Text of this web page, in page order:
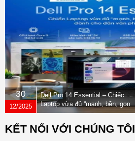
30
12/2025
Dell Pro 14 Essential – Chiếc
Laptop vừa đủ “mạnh, bền, gọn
nhẹ” dành cho dân văn phòng
KẾT NỐI VỚI CHÚNG TÔI